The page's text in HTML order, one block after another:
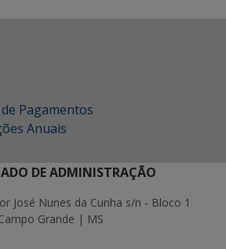
Pagamentos
Anuais
DE ADMINISTRAÇÃO
José Nunes da Cunha s/n - Bloco 1
Grande | MS